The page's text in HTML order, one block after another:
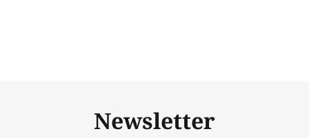
Newsletter